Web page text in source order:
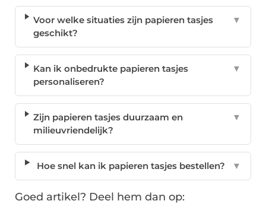
Voor welke situaties zijn papieren tasjes
geschikt?
▼
Kan ik onbedrukte papieren tasjes
personaliseren?
▼
Zijn papieren tasjes duurzaam en
milieuvriendelijk?
▼
Hoe snel kan ik papieren tasjes bestellen? ▼
Goed artikel? Deel hem dan op: